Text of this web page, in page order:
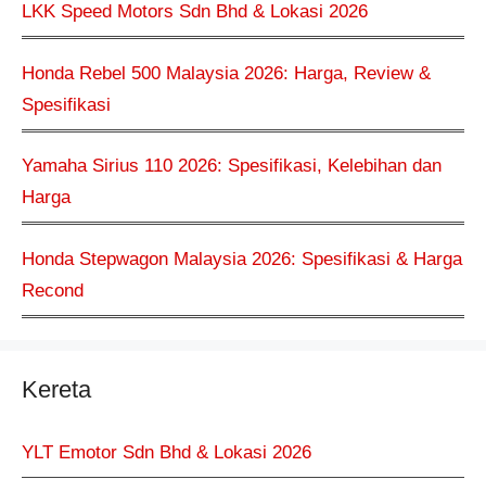
LKK Speed Motors Sdn Bhd & Lokasi 2026
Honda Rebel 500 Malaysia 2026: Harga, Review &
Spesifikasi
Yamaha Sirius 110 2026: Spesifikasi, Kelebihan dan
Harga
Honda Stepwagon Malaysia 2026: Spesifikasi & Harga
Recond
Kereta
YLT Emotor Sdn Bhd & Lokasi 2026